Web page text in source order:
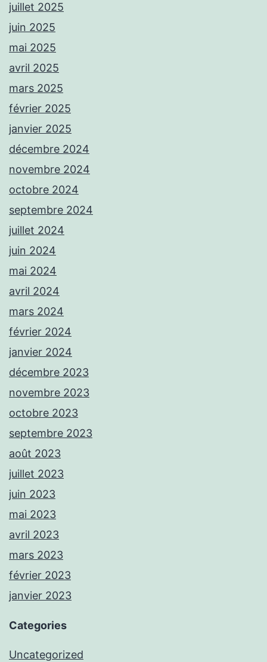
juillet 2025
juin 2025
mai 2025
avril 2025
mars 2025
février 2025
janvier 2025
décembre 2024
novembre 2024
octobre 2024
septembre 2024
juillet 2024
juin 2024
mai 2024
avril 2024
mars 2024
février 2024
janvier 2024
décembre 2023
novembre 2023
octobre 2023
septembre 2023
août 2023
juillet 2023
juin 2023
mai 2023
avril 2023
mars 2023
février 2023
janvier 2023
Categories
Uncategorized